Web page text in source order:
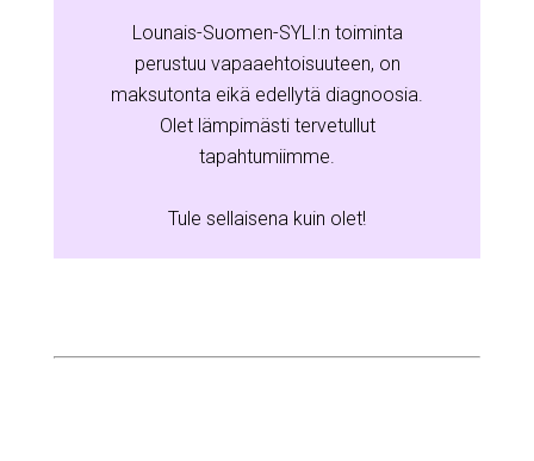
Lounais-Suomen-SYLI:n toiminta
perustuu vapaaehtoisuuteen, on
maksutonta eikä edellytä diagnoosia.
Olet lämpimästi tervetullut
tapahtumiimme.
Tule sellaisena kuin olet!